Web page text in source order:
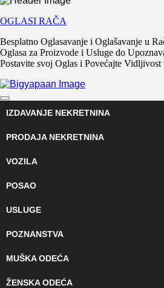
OGLASI RAČA
Besplatno Oglasavanje i Oglašavanje u
Oglasa za Proizvode i Usluge do
Postavite svoj Oglas i Povećajte Vidljivost
IZDAVANJE NEKRETNINA
PRODAJA NEKRETNINA
VOZILA
POSAO
USLUGE
POZNANSTVA
MUŠKA ODEĆA
ŽENSKA ODEĆA